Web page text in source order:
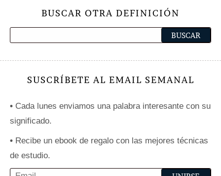
BUSCAR OTRA DEFINICIÓN
SUSCRÍBETE AL EMAIL SEMANAL
• Cada lunes enviamos una palabra interesante con su
significado.
• Recibe un ebook de regalo con las mejores técnicas
de estudio.